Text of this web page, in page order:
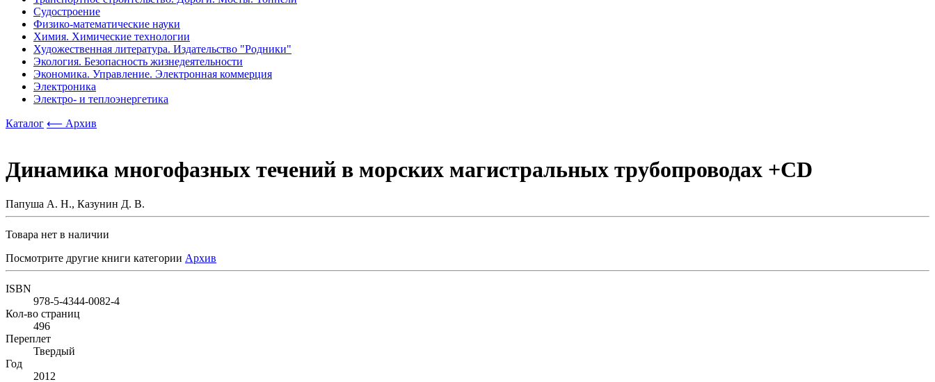
Судостроение
Физико-математические науки
Химия. Химические технологии
Художественная литература. Издательство "Родники"
Экология. Безопасность жизнедеятельности
Экономика. Управление. Электронная коммерция
Электроника
Электро- и теплоэнергетика
Каталог ⟵ Архив
Динамика многофазных течений в морских магистральных трубопроводах +CD
Папуша А. Н., Казунин Д. В.
Товара нет в наличии
Посмотрите другие книги категории Архив
ISBN
978-5-4344-0082-4
Кол-во страниц
496
Переплет
Твердый
Год
2012